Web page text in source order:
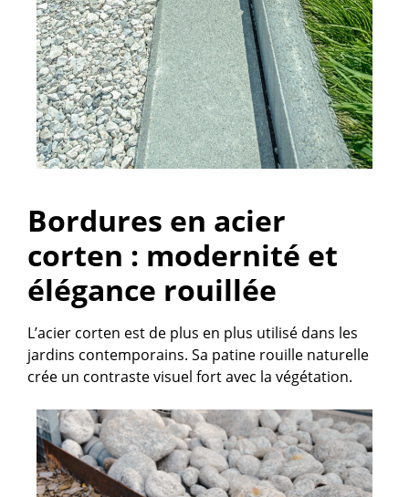
Bordures en acier
corten : modernité et
élégance rouillée
L’acier corten est de plus en plus utilisé dans les
jardins contemporains. Sa patine rouille naturelle
crée un contraste visuel fort avec la végétation.